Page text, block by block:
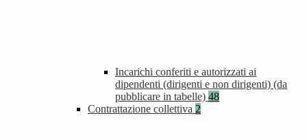
Incarichi conferiti e autorizzati ai
dipendenti (dirigenti e non dirigenti) (da
pubblicare in tabelle) 48
Contrattazione collettiva 2